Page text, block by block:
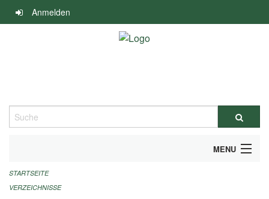
Navigation
überspringen
Anmelden
Suche
MENU
ALLGEMEINE INFORMATIONEN
STARTSEITE
VERZEICHNISSE